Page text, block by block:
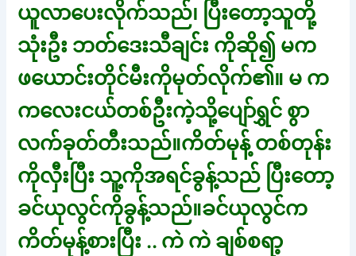
ယူလာပေးလိုက်သည်၊ ပြီးတော့သူတို့
သုံးဦး ဘတ်ဒေးသီချင်း ကိုဆို၍ မက
ဖယောင်းတိုင်မီးကိုမုတ်လိုက်၏။ မ က
ကလေးငယ်တစ်ဦးကဲ့သို့ပျော်ရွှင် စွာ
လက်ခုတ်တီးသည်။ကိတ်မုန့် တစ်တုန်း
ကိုလှီးပြီး သူ့ကိုအရင်ခွန့်သည် ပြီးတော့
ခင်ယုလွင်ကိုခွန့်သည်။ခင်ယုလွင်က
ကိတ်မုန့်စားပြီး .. ကဲ ကဲ ချစ်စရာ့